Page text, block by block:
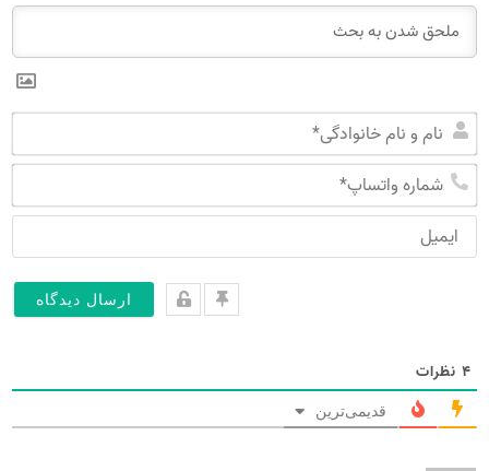
و
۴ نظرات
قدیمی‌ترین